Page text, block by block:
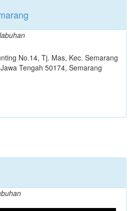
No.14, Tj. Mas, Kec. Semarang
Tengah 50174, Semarang